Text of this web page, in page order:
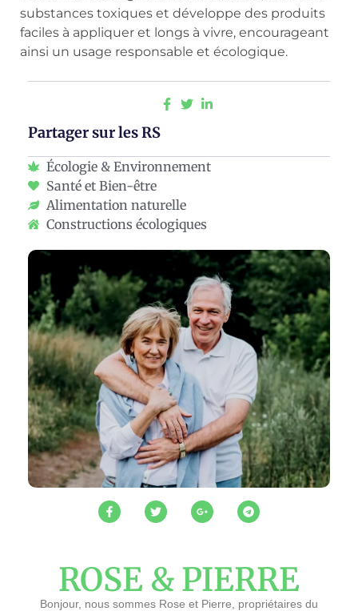
substances toxiques et développe des produits
faciles à appliquer et longs à vivre, encourageant
ainsi un usage responsable et écologique.
Partager sur les RS
Écologie & Environnement
Santé et Bien-être
Alimentation naturelle
Constructions écologiques
ROSE & PIERRE
Bonjour, nous sommes Rose et Pierre, propriétaires du